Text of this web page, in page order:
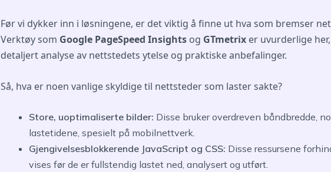
Før vi dykker inn i løsningene, er det viktig å finne ut hva som bremser
Verktøy som Google PageSpeed ​​Insights og GTmetrix er uvurderlige
detaljert analyse av nettstedets ytelse og praktiske anbefalinger.
Så, hva er noen vanlige skyldige til nettsteder som laster sakte?
Store, uoptimaliserte bilder: Disse bruker overdreven båndbredde,
lastetidene, spesielt på mobilnettverk.
Gjengivelsesblokkerende JavaScript og CSS: Disse ressursene
vises før de er fullstendig lastet ned, analysert og utført.